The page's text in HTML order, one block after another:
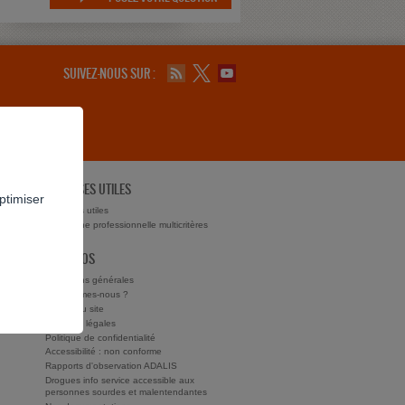
SUIVEZ-NOUS SUR :
ADRESSES UTILES
Adresses utiles
Recherche professionnelle multicritères
À PROPOS
Conditions générales
Qui sommes-nous ?
Charte du site
Mentions légales
Politique de confidentialité
Accessibilité : non conforme
Rapports d'observation ADALIS
Drogues info service accessible aux
personnes sourdes et malentendantes